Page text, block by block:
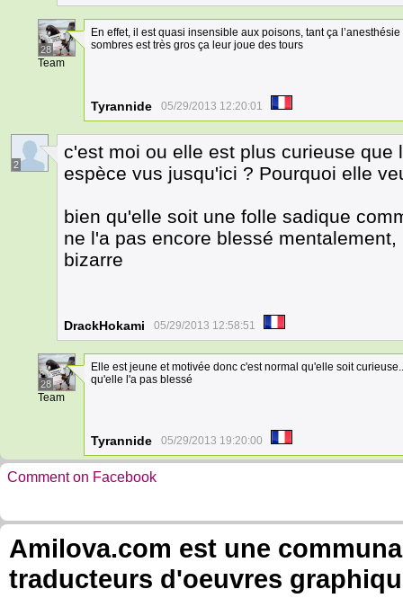
28
Team
En effet, il est quasi insensible aux poisons, tant ça
sombres est très gros ça leur joue des tours
Tyrannide 05/29/2013 12:20:01
2
c'est moi ou elle est plus curieuse que
espèce vus jusqu'ici ? Pourquoi elle
bien qu'elle soit une folle sadique
ne l'a pas encore blessé
bizarre
DrackHokami 05/29/2013 12:58:51
28
Team
Elle est jeune et motivée donc c'est normal qu'elle soit
qu'elle l'a pas blessé
Tyrannide 05/29/2013 19:20:00
Comment on Facebook
Amilova.com est une
traducteurs d'oeuvres